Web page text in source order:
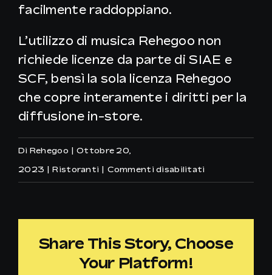
facilmente raddoppiano.
L’utilizzo di musica Rehegoo non
richiede licenze da parte di SIAE e
SCF, bensì la sola licenza Rehegoo
che copre interamente i diritti per la
diffusione in-store.
Di Rehegoo | Ottobre 20,
2023 | Ristoranti | Commenti disabilitati
licenze
Share This Story, Choose
Your Platform!